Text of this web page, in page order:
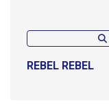
REBEL REBEL